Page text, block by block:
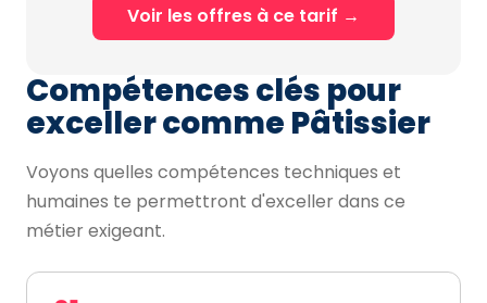
Voir les offres à ce tarif →
Compétences clés pour
exceller comme Pâtissier
Voyons quelles compétences techniques et
humaines te permettront d'exceller dans ce
métier exigeant.